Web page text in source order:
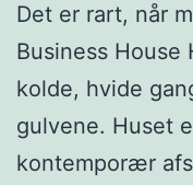
Det er rart, når
Business House
kolde, hvide
gulvene. Huset
kontemporær